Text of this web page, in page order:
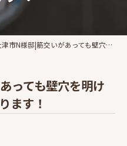
N様邸|筋交いがあっても壁穴を明けないといけない時もあります！
っても壁穴を明け
ます！